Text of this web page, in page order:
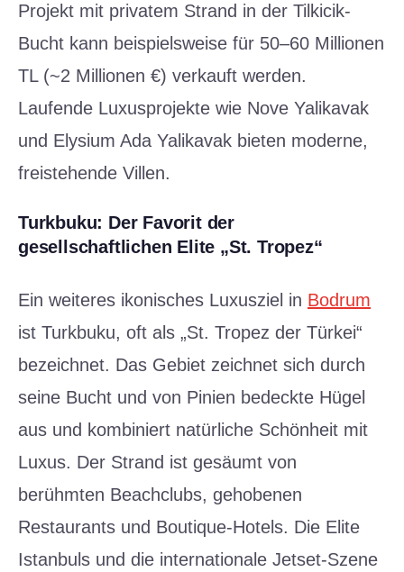
Projekt mit privatem Strand in der Tilkicik-
Bucht kann beispielsweise für 50–60 Millionen
TL (~2 Millionen €) verkauft werden.
Laufende Luxusprojekte wie Nove Yalikavak
und Elysium Ada Yalikavak bieten moderne,
freistehende Villen.
Turkbuku: Der Favorit der
gesellschaftlichen Elite „St. Tropez“
Ein weiteres ikonisches Luxusziel in Bodrum
ist Turkbuku, oft als „St. Tropez der Türkei“
bezeichnet. Das Gebiet zeichnet sich durch
seine Bucht und von Pinien bedeckte Hügel
aus und kombiniert natürliche Schönheit mit
Luxus. Der Strand ist gesäumt von
berühmten Beachclubs, gehobenen
Restaurants und Boutique-Hotels. Die Elite
Istanbuls und die internationale Jetset-Szene